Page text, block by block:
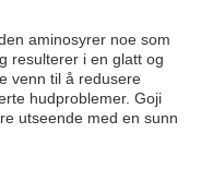
aminosyrer noe som
resulterer i en glatt og
venn til å redusere
hudproblemer. Goji
utseende med en sunn